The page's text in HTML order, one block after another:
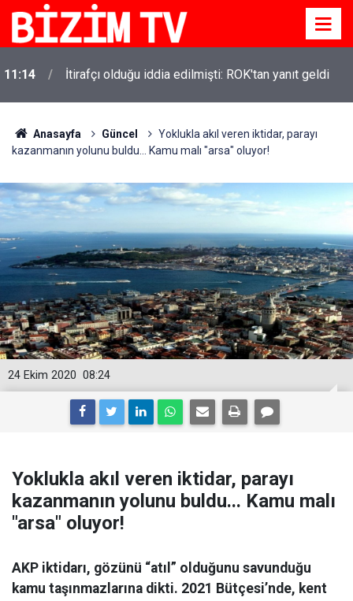
11:14 İtirafçı olduğu iddia edilmişti: ROK'tan yanıt geldi
Anasayfa Güncel
Yoklukla akıl veren iktidar, parayı
kazanmanın yolunu buldu... Kamu malı "arsa" oluyor!
08:24
24 Ekim 2020
Yoklukla akıl veren iktidar, parayı
kazanmanın yolunu buldu... Kamu malı
"arsa" oluyor!
AKP iktidarı, gözünü “atıl” olduğunu savunduğu
kamu taşınmazlarına dikti. 2021 Bütçesi’nde, kent